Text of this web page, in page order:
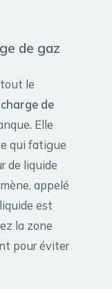
de gaz
tout le
de
Elle
qui fatigue
de liquide
appelé
est
la zone
pour éviter